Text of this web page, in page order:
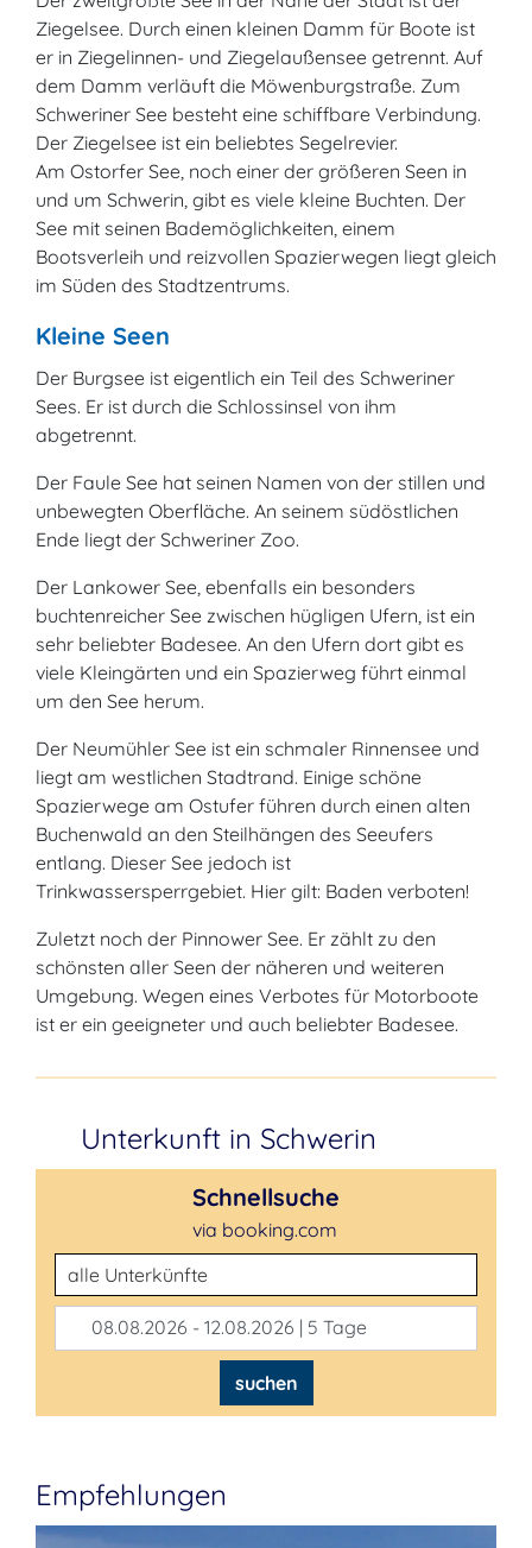
Ziegelsee. Durch einen kleinen Damm für Boote ist
er in Ziegelinnen- und Ziegelaußensee getrennt. Auf
dem Damm verläuft die Möwenburgstraße. Zum
Schweriner See besteht eine schiffbare Verbindung.
Der Ziegelsee ist ein beliebtes Segelrevier.
Am Ostorfer See, noch einer der größeren Seen in
und um Schwerin, gibt es viele kleine Buchten. Der
See mit seinen Bademöglichkeiten, einem
Bootsverleih und reizvollen Spazierwegen liegt gleich
im Süden des Stadtzentrums.
Kleine Seen
Der Burgsee ist eigentlich ein Teil des Schweriner
Sees. Er ist durch die Schlossinsel von ihm
abgetrennt.
Der Faule See hat seinen Namen von der stillen und
unbewegten Oberfläche. An seinem südöstlichen
Ende liegt der Schweriner Zoo.
Der Lankower See, ebenfalls ein besonders
buchtenreicher See zwischen hügligen Ufern, ist ein
sehr beliebter Badesee. An den Ufern dort gibt es
viele Kleingärten und ein Spazierweg führt einmal
um den See herum.
Der Neumühler See ist ein schmaler Rinnensee und
liegt am westlichen Stadtrand. Einige schöne
Spazierwege am Ostufer führen durch einen alten
Buchenwald an den Steilhängen des Seeufers
entlang. Dieser See jedoch ist
Trinkwassersperrgebiet. Hier gilt: Baden verboten!
Zuletzt noch der Pinnower See. Er zählt zu den
schönsten aller Seen der näheren und weiteren
Umgebung. Wegen eines Verbotes für Motorboote
ist er ein geeigneter und auch beliebter Badesee.
Unterkunft in Schwerin
Schnellsuche
via booking.com
Unterkunftsart
08.08.2026 - 12.08.2026 | 5 Tage
suchen
Empfehlungen